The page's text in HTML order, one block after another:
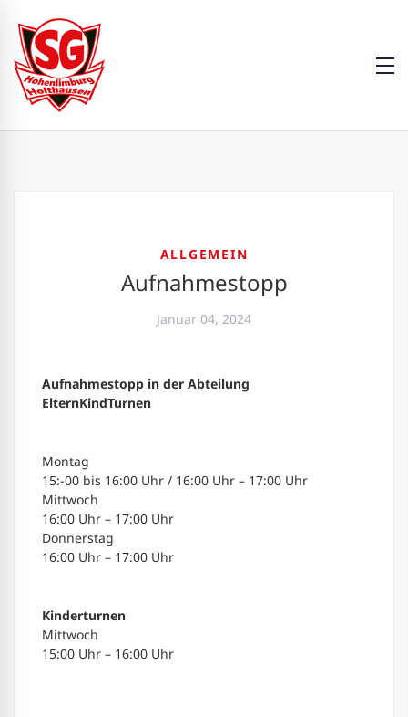
ALLGEMEIN
Aufnahmestopp
Januar 04, 2024
Aufnahmestopp in der Abteilung
ElternKindTurnen
Montag
15:-00 bis 16:00 Uhr / 16:00 Uhr – 17:00 Uhr
Mittwoch
16:00 Uhr – 17:00 Uhr
Donnerstag
16:00 Uhr – 17:00 Uhr
Kinderturnen
Mittwoch
15:00 Uhr – 16:00 Uhr